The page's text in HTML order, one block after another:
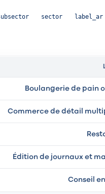
label_ar
sector
Boulangerie de pain
Commerce de détail
Édition de journaux et
Conseil